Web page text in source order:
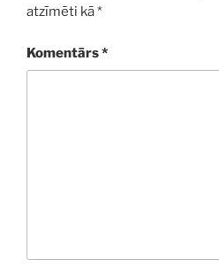
atzīmēti kā*
Komentārs*